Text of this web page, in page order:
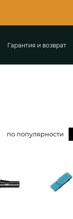
Гарантия и возврат
по популярности